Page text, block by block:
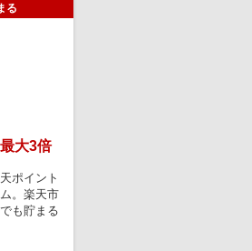
る
大3倍
ポイント
。楽天市
も貯まる
す。